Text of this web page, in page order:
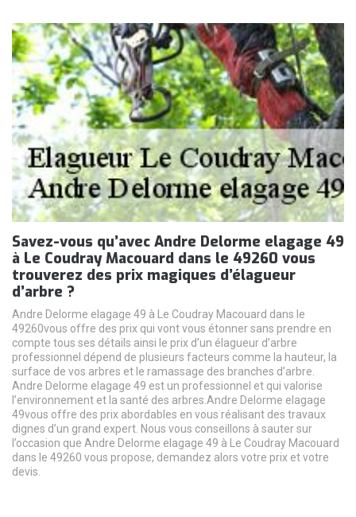
Savez-vous qu’avec Andre Delorme elagage 49
à Le Coudray Macouard dans le 49260 vous
trouverez des prix magiques d’élagueur
d’arbre ?
Andre Delorme elagage 49 à Le Coudray Macouard dans le
49260vous offre des prix qui vont vous étonner sans prendre en
compte tous ses détails ainsi le prix d’un élagueur d’arbre
professionnel dépend de plusieurs facteurs comme la hauteur, la
surface de vos arbres et le ramassage des branches d’arbre.
Andre Delorme elagage 49 est un professionnel et qui valorise
l’environnement et la santé des arbres.Andre Delorme elagage
49vous offre des prix abordables en vous réalisant des travaux
dignes d’un grand expert. Nous vous conseillons à sauter sur
l’occasion que Andre Delorme elagage 49 à Le Coudray Macouard
dans le 49260 vous propose, demandez alors votre prix et votre
devis.